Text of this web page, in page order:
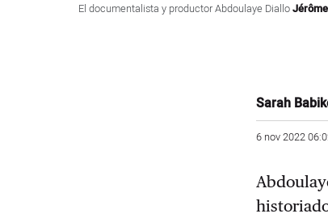
El documentalista y productor Abdoulaye Diallo
Sarah
6 nov 2022